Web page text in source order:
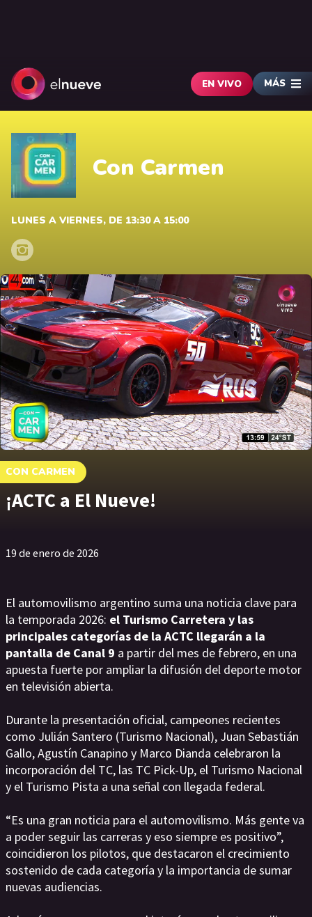
EN VIVO MÁS
Con Carmen
LUNES A VIERNES, DE 13:30 A 15:00
CON CARMEN
¡ACTC a El Nueve!
19 de enero de 2026
El automovilismo argentino suma una noticia clave para
la temporada 2026: el Turismo Carretera y las
principales categorías de la ACTC llegarán a la
pantalla de Canal 9 a partir del mes de febrero, en una
apuesta fuerte por ampliar la difusión del deporte motor
en televisión abierta.
Durante la presentación oficial, campeones recientes
como Julián Santero (Turismo Nacional), Juan Sebastián
Gallo, Agustín Canapino y Marco Dianda celebraron la
incorporación del TC, las TC Pick-Up, el Turismo Nacional
y el Turismo Pista a una señal con llegada federal.
“Es una gran noticia para el automovilismo. Más gente va
a poder seguir las carreras y eso siempre es positivo”,
coincidieron los pilotos, que destacaron el crecimiento
sostenido de cada categoría y la importancia de sumar
nuevas audiencias.